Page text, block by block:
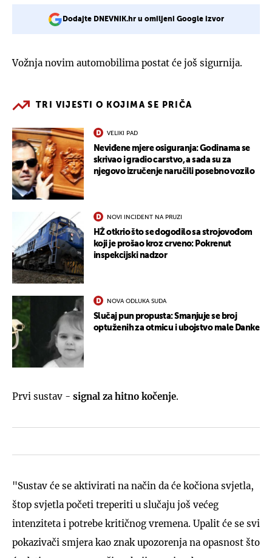
Dodajte DNEVNIK.hr u omiljeni Google izvor
Vožnja novim automobilima postat će još sigurnija.
TRI VIJESTI O KOJIMA SE PRIČA
VELIKI PAD
Neviđene mjere osiguranja: Godinama se
skrivao i gradio carstvo, a sada su za
njegovo izručenje naručili posebno vozilo
NOVI INCIDENT NA PRUZI
HŽ otkrio što se dogodilo sa strojovođom
koji je prošao kroz crveno: Pokrenut
inspekcijski nadzor
NOVA ODLUKA SUDA
Slučaj pun propusta: Smanjuje se broj
optuženih za otmicu i ubojstvo male Danke
Prvi sustav - signal za hitno kočenje.
"Sustav će se aktivirati na način da će kočiona svjetla,
štop svjetla početi treperiti u slučaju još većeg
intenziteta i potrebe kritičnog vremena. Upalit će se svi
pokazivači smjera kao znak upozorenja na opasnost što